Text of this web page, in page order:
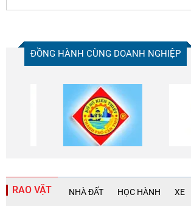
ĐỒNG HÀNH CÙNG DOANH NGHIỆP
RAO VẶT NHÀ ĐẤT HỌC HÀNH XE